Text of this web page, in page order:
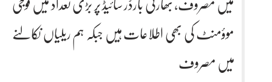
موؤمنٹ کی بھی اطلاعات ہیں جبکہ ہم ریلیاں نکالنے
میں مصروف